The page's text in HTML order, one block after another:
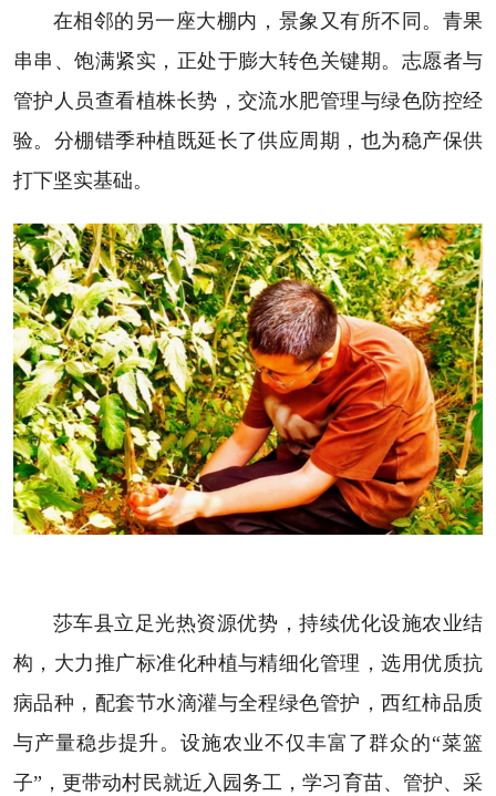
在相邻的另一座大棚内，景象又有所不同。青果
串串、饱满紧实，正处于膨大转色关键期。志愿者与
管护人员查看植株长势，交流水肥管理与绿色防控经
验。分棚错季种植既延长了供应周期，也为稳产保供
打下坚实基础。
莎车县立足光热资源优势，持续优化设施农业结
构，大力推广标准化种植与精细化管理，选用优质抗
病品种，配套节水滴灌与全程绿色管护，西红柿品质
与产量稳步提升。设施农业不仅丰富了群众的“菜篮
子”，更带动村民就近入园务工，学习育苗、管护、采